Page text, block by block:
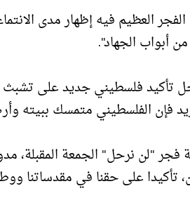
العظيم فيه إظهار مدى
أبواب الجهاد".
فلسطيني جديد على تشبث
فإن الفلسطيني متمسك ببيته
فجر "لن نرحل" الجمعة المقبلة،
على حقنا في مقدساتنا